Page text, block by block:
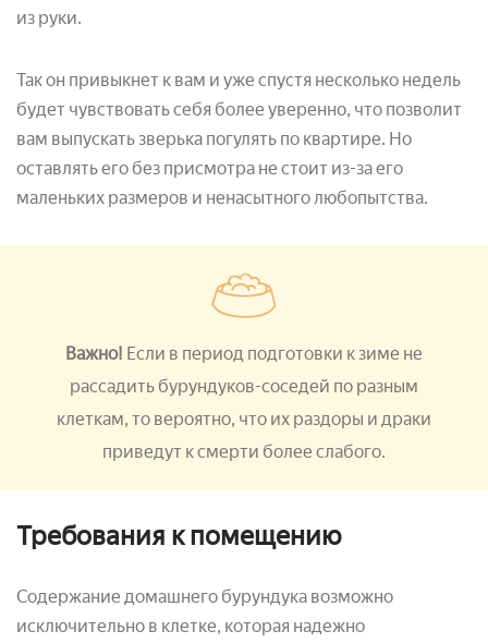
из руки.
Так он привыкнет к вам и уже спустя несколько недель
будет чувствовать себя более уверенно, что позволит
вам выпускать зверька погулять по квартире. Но
оставлять его без присмотра не стоит из-за его
маленьких размеров и ненасытного любопытства.
Важно! Если в период подготовки к зиме не
рассадить бурундуков-соседей по разным
клеткам, то вероятно, что их раздоры и драки
приведут к смерти более слабого.
Требования к помещению
Содержание домашнего бурундука возможно
исключительно в клетке, которая надежно